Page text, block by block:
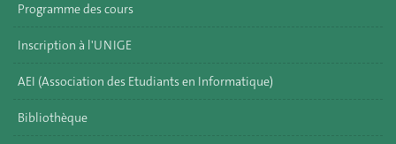
Programme des cours
Inscription à l'UNIGE
AEI (Association des Etudiants en Informatique)
Bibliothèque